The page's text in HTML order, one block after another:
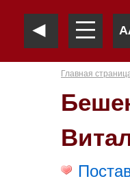
◄ —
—
— A
Главная